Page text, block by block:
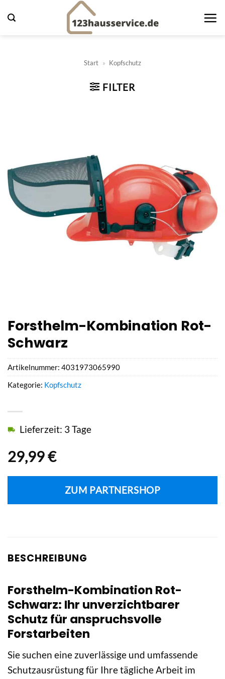
Inhalt
Start » Kopfschutz
FILTER
Forsthelm-Kombination Rot-
Schwarz
29,99€
Lieferzeit: 3 Tage
ZUM PARTNERSHOP
Artikelnummer: 4031973065990
Kategorie: Kopfschutz
BESCHREIBUNG
Forsthelm-Kombination Rot-
Schwarz: Ihr unverzichtbarer
Schutz für anspruchsvolle
Forstarbeiten
Sie suchen eine zuverlässige und umfassende
Schutzausrüstung für Ihre tägliche Arbeit im